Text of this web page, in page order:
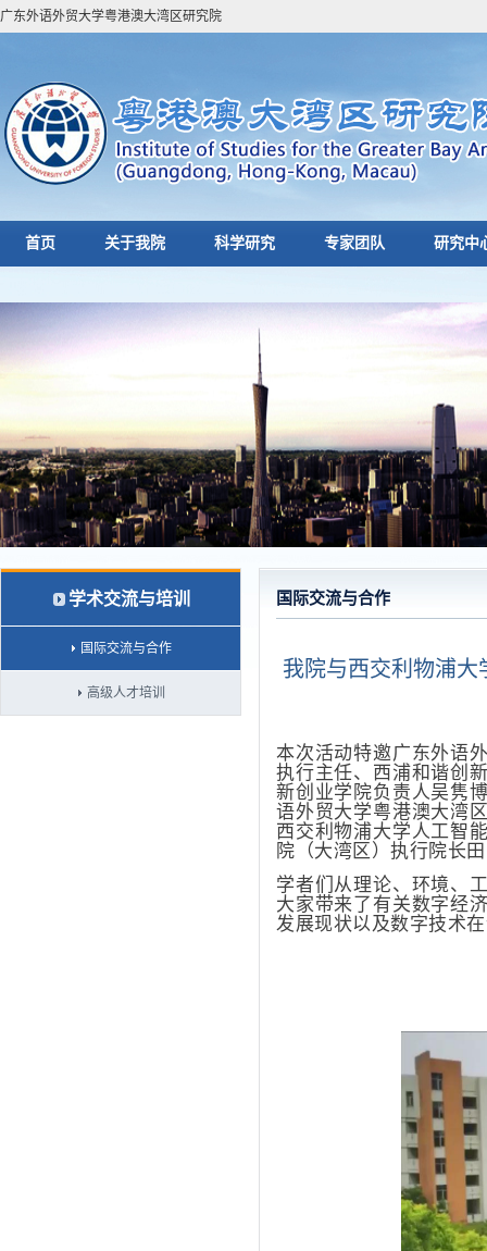
广东外语外贸大学粤港澳大湾区研究院
首页 关于我院 科学研究 专家团队 研究中
学术交流与培训
国际交流与合作
高级人才培训
国际交流与合作
我院与西交利物浦大
本次活动特邀广东外语
执行主任、西浦和谐创
新创业学院负责人吴隽
语外贸大学粤港澳大湾
西交利物浦大学人工智
院（大湾区）执行院长
学者们从理论、环境、
大家带来了有关数字经
发展现状以及数字技术